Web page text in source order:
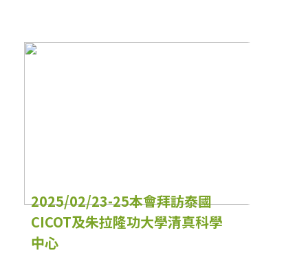
2025/02/23-25本會拜訪泰國
CICOT及朱拉隆功大學清真科學
中心